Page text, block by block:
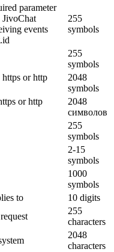
parameter
JivoChat
events
255
symbols
255
symbols
or http
2048
symbols
or http
2048
символов
255
symbols
2-15
symbols
1000
symbols
to
10 digits
255
characters
2048
characters